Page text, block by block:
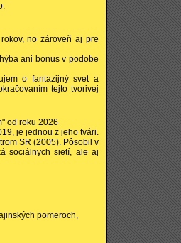
no zároveň aj pre
ani bonus v podobe
o fantazijný svet a
tejto tvorivej
od roku 2026
je jednou z jeho tvári.
SR (2005). Pôsobil v
sociálnych sietí, ale aj
pomeroch,